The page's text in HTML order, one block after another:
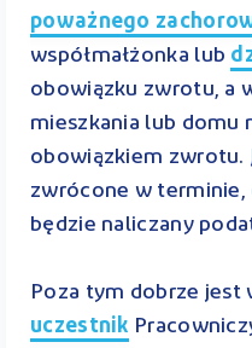
poważnego
współmałżonka lub
obowiązku zwrotu, a
mieszkania lub domu
obowiązkiem zwrotu.
zwrócone w terminie,
będzie naliczany
Poza tym dobrze jest
uczestnik